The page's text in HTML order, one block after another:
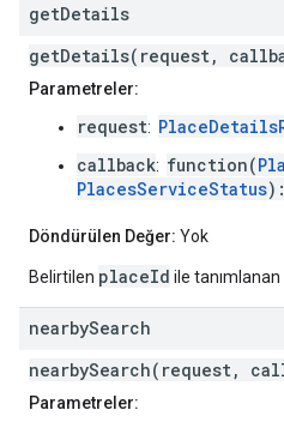
getDetails
getDetails(request,
Parametreler:
request:
callback: function(
PlacesServiceStatus
Döndürülen Değer: Yok
Belirtilen placeId ile tanımlanan
nearbySearch
nearbySearch(request,
Parametreler: